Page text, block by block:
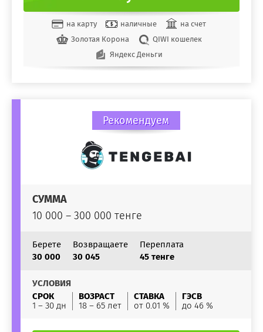
на карту наличные
на счет
Золотая Корона
QIWI кошелек
Яндекс Деньги
Рекомендуем
СУММА
10 000 – 300 000 тенге
Берете
30 000
Возвращаете
30 045
Переплата
45 тенге
УСЛОВИЯ
СРОК
1 – 30 дн
ВОЗРАСТ
18 – 65 лет
СТАВКА
от 0.01 %
ГЭСВ
до 46 %